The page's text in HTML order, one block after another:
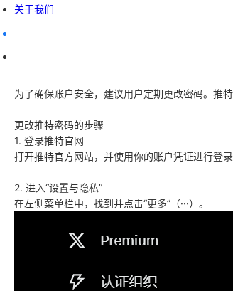
关于我们
为了确保账户安全，建议用户定期更改密码。推
更改推特密码的步骤
1. 登录推特官网
打开推特官方网站，并使用你的账户凭证进行登录
2. 进入“设置与隐私”
在左侧菜单栏中，找到并点击“更多”（···）。